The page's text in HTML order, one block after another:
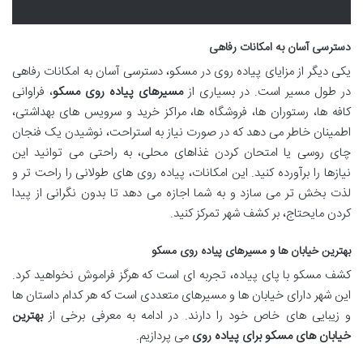
دسترسی آسان به امکانات رفاهی
یکی دیگر از مزایای پیاده روی در مسکو، دسترسی آسان به امکانات رفاهی
در طول مسیر است. در بسیاری ازمسیرهای پیاده روی مسکو، فراوانی
کافه ها، رستوران ها، فروشگاه ها، مراکز خرید و سرویس های بهداشتی،
اطمینان خاطر می دهد که در صورت نیاز به استراحت، نوشیدن یک فنجان
چای روسی یا امتحان کردن غذاهای محلی، به راحتی می توانید این
نیازها را برآورده کنید. این امکانات، پیاده روی های طولانی را راحت تر و
لذت بخش تر می سازد و به شما اجازه می دهد تا بدون نگرانی از پیدا
کردن مایحتاج، بر کشف شهر تمرکز کنید.
بهترین خیابان ها و مسیرهای پیاده روی مسکو
کشف مسکو با پای پیاده، تجربه ای است که هرگز فراموش نخواهید کرد.
این شهر دارای خیابان ها و مسیرهای متعددی است که هر کدام داستان ها
و زیبایی های خاص خود را دارند. در ادامه به معرفی برخی ازبهترین
خیابان های مسکو برای پیاده روی می پردازیم.